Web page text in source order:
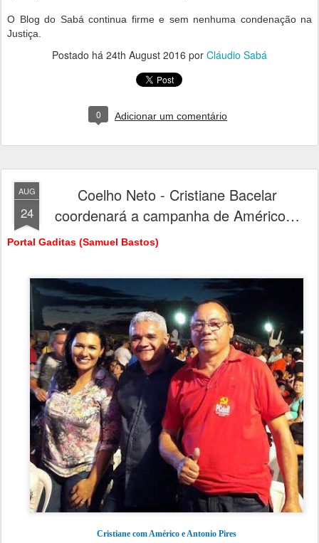
O Blog do Sabá continua firme e sem nenhuma condenação na
Justiça.
Postado há 24th August 2016 por Cláudio Sabá
0 Adicionar um comentário
AUG
24
Coelho Neto - Cristiane Bacelar
coordenará a campanha de Américo…
Portal Gaditas (Samuel Bastos)
Cristiane com Américo e Antonio Pires